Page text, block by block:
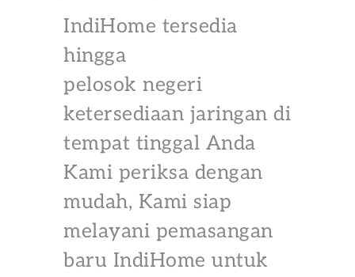
IndiHome tersedia
hingga
pelosok negeri
ketersediaan jaringan di
tempat tinggal Anda
Kami periksa dengan
mudah, Kami siap
melayani pemasangan
baru IndiHome untuk